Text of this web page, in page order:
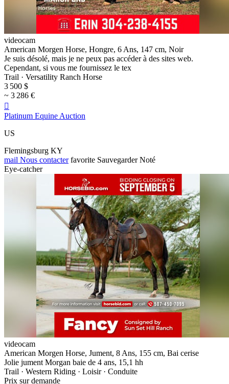
videocam
American Morgen Horse, Hongre, 6 Ans, 147 cm, Noir
Je suis désolé, mais je ne peux pas accéder à des sites web.
Cependant, si vous me fournissez le tex
Trail · Versatility Ranch Horse
3 500 $
~ 3 286 €

Platinum Equine Auction
US
Flemingsburg KY
mail Nous contacter favorite Sauvegarder Noté
Eye-catcher
videocam
American Morgen Horse, Jument, 8 Ans, 155 cm, Bai cerise
Jolie jument Morgan baie de 4 ans, 15,1 hh
Trail · Western Riding · Loisir · Conduite
Prix sur demande